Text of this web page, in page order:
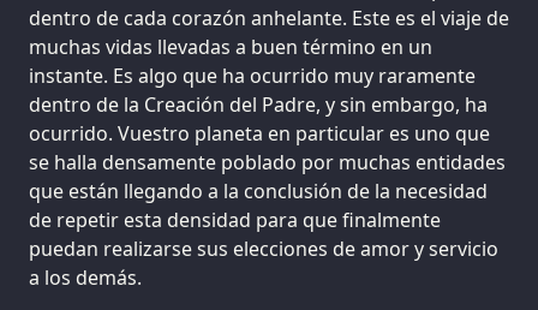
dentro de cada corazón anhelante. Este es el viaje de
muchas vidas llevadas a buen término en un
instante. Es algo que ha ocurrido muy raramente
dentro de la Creación del Padre, y sin embargo, ha
ocurrido. Vuestro planeta en particular es uno que
se halla densamente poblado por muchas entidades
que están llegando a la conclusión de la necesidad
de repetir esta densidad para que finalmente
puedan realizarse sus elecciones de amor y servicio
a los demás.